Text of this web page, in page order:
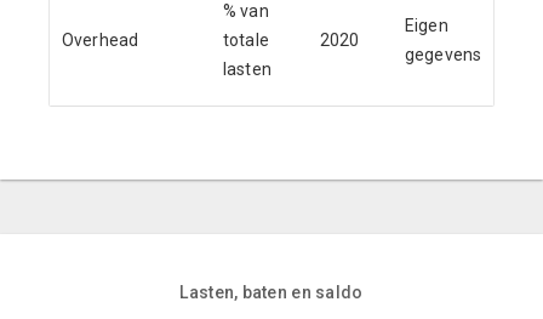
Overhead
% van
totale
lasten
2020
Eigen
gegevens
Lasten, baten en saldo